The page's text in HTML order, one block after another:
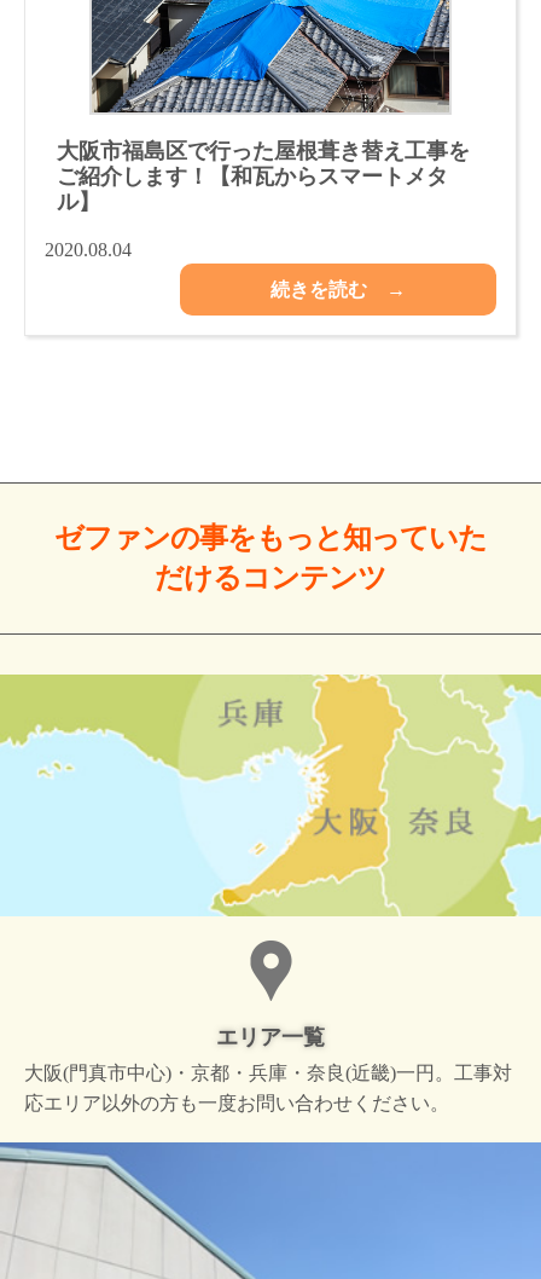
大阪市福島区で行った屋根葺き替え工事を
ご紹介します！【和瓦からスマートメタ
ル】
2020.08.04
続きを読む →
ゼファンの事をもっと知っていた
だけるコンテンツ
エリア一覧
大阪(門真市中心)・京都・兵庫・奈良(近畿)一円。工事対
応エリア以外の方も一度お問い合わせください。